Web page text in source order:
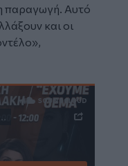
παραγωγή. Αυτό
και οι